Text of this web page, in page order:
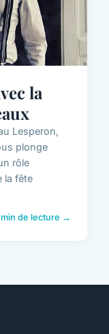
la
Lesperon,
plonge
rôle
la fête
de lecture →